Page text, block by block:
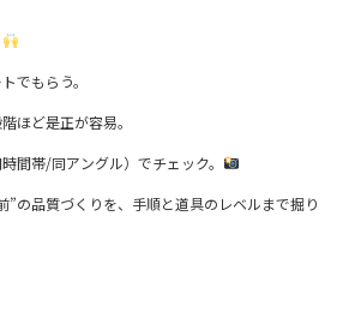
でもらう。
ほど是正が容易。
間帯/同アングル）でチェック。
”の品質づくりを、手順と道具のレベルまで掘り